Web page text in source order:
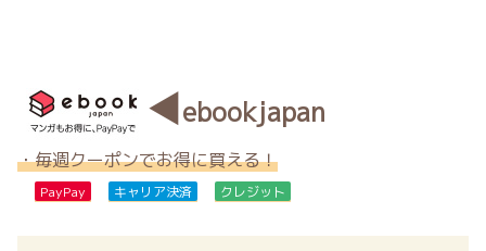
◀ebookjapan
・毎週クーポンでお得に買える！
PayPay キャリア決済 クレジット